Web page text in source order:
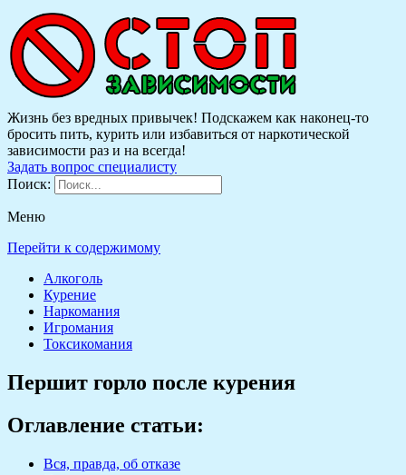
Жизнь без вредных привычек! Подскажем как наконец-то
бросить пить, курить или избавиться от наркотической
зависимости раз и на всегда!
Задать вопрос специалисту
Поиск:
Меню
Перейти к содержимому
Алкоголь
Курение
Наркомания
Игромания
Токсикомания
Першит горло после курения
Оглавление статьи:
Вся, правда, об отказе